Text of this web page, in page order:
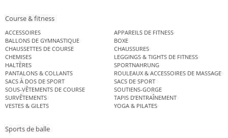
Course & fitness
ACCESSOIRES
APPAREILS DE FITNESS
BALLONS DE GYMNASTIQUE
BOXE
CHAUSSETTES DE COURSE
CHAUSSURES
CHEMISES
LEGGINGS & TIGHTS DE FITNESS
HALTÈRES
SPORTNAHRUNG
PANTALONS & COLLANTS
ROULEAUX & ACCESSOIRES DE MASSAGE
SACS À DOS DE SPORT
SACS DE SPORT
SOUS-VÊTEMENTS DE COURSE
SOUTIENS-GORGE
SURVÊTEMENTS
TAPIS D’ENTRAÎNEMENT
VESTES & GILETS
YOGA & PILATES
Sports de balle